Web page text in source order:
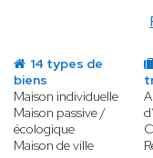
14 types de
biens
Maison individuelle
Maison passive /
écologique
Maison de ville